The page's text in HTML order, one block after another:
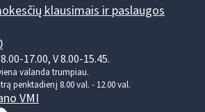
klausimais ir paslaugos
17.00, V 8.00-15.45.
valanda trumpiau.
penktadienį 8.00 val. - 12.00 val.
VMI